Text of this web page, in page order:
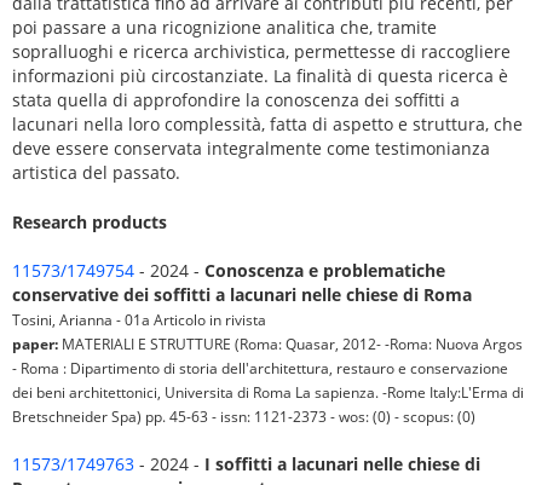
poi passare a una ricognizione analitica che, tramite
sopralluoghi e ricerca archivistica, permettesse di raccogliere
informazioni più circostanziate. La finalità di questa ricerca è
stata quella di approfondire la conoscenza dei soffitti a
lacunari nella loro complessità, fatta di aspetto e struttura, che
deve essere conservata integralmente come testimonianza
artistica del passato.
Research products
11573/1749754 - 2024 - Conoscenza e problematiche
conservative dei soffitti a lacunari nelle chiese di Roma
Tosini, Arianna - 01a Articolo in rivista
paper: MATERIALI E STRUTTURE (Roma: Quasar, 2012- -Roma: Nuova Argos
- Roma : Dipartimento di storia dell'architettura, restauro e conservazione
dei beni architettonici, Universita di Roma La sapienza. -Rome Italy:L'Erma di
Bretschneider Spa) pp. 45-63 - issn: 1121-2373 - wos: (0) - scopus: (0)
11573/1749763 - 2024 - I soffitti a lacunari nelle chiese di